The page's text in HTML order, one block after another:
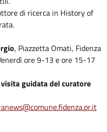
di ricerca in History of
, Piazzetta Omati, Fidenza
ore 9-13 e ore 15-17
visita guidata del curatore